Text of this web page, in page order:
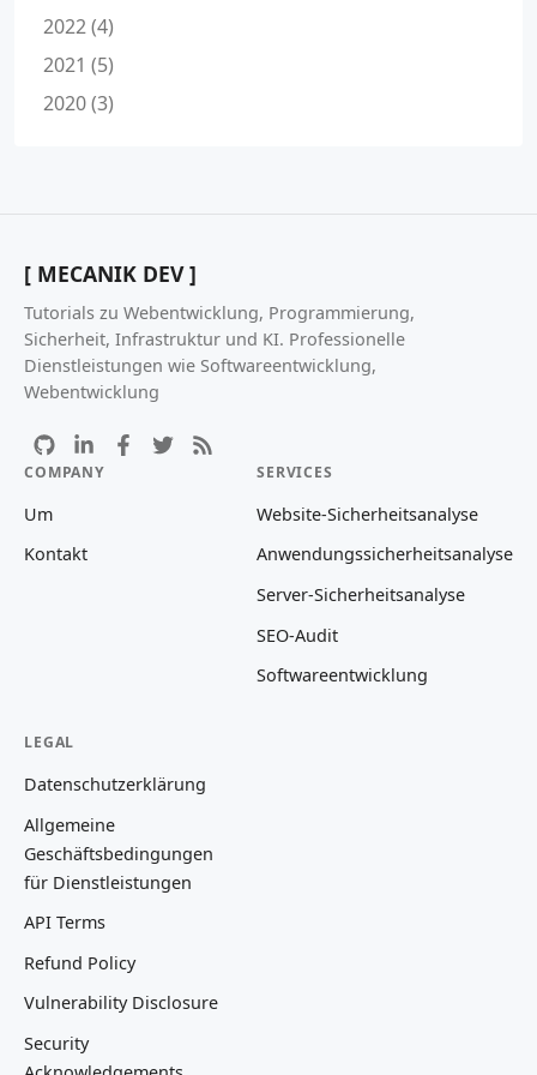
2022 (4)
2021 (5)
2020 (3)
[ MECANIK DEV ]
Tutorials zu Webentwicklung, Programmierung,
Sicherheit, Infrastruktur und KI. Professionelle
Dienstleistungen wie Softwareentwicklung,
Webentwicklung
COMPANY
Um
Kontakt
SERVICES
Website-Sicherheitsanalyse
Anwendungssicherheitsanalyse
Server-Sicherheitsanalyse
SEO-Audit
Softwareentwicklung
LEGAL
Datenschutzerklärung
Allgemeine
Geschäftsbedingungen
für Dienstleistungen
API Terms
Refund Policy
Vulnerability Disclosure
Security